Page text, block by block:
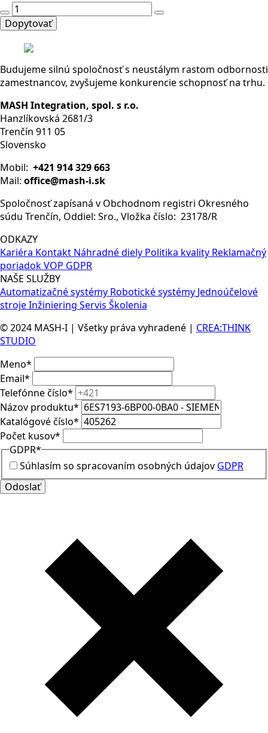
množstvo
6ES7193-
6BP00-
SIEMENS-
AUT
SIMATIC
ET
200SP,
BaseUnit
BU15-
P16+A0+2B,
BU
A0,
Push-
t
Dopytovať
Budujeme silnú spoločnosť s neustálym rastom odbornosti
zamestnancov, zvyšujeme konkurencie schopnosť na trhu.
MASH Integration, spol. s r.o.
Hanzlíkovská 2681/3
Trenčín 911 05
Slovensko
Mobil: +421 914 329 663
Mail: office@mash-i.sk
Spoločnosť zapísaná v Obchodnom registri Okresného
súdu Trenčín, Oddiel: Sro., Vložka číslo: 23178/R
ODKAZY
Kariéra Kontakt Náhradné diely Politika kvality Reklamačný
poriadokVOP GDPR
NAŠE SLUŽBY
Automatizačné systémy Robotické systémy Jednoúčelové
strojeInžiniering Servis Školenia
© 2024 MASH-I | Všetky práva vyhradené | CREA:THINK
STUDIO
Meno*
Email*
Telefónne číslo*
Názov produktu*
Katalógové číslo*
Počet kusov*
GDPR*
Súhlasím so spracovaním osobných údajov GDPR
Odoslať